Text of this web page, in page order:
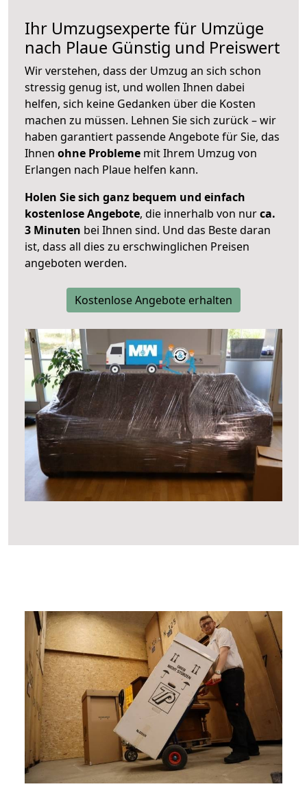
Ihr Umzugsexperte für Umzüge
nach Plaue Günstig und Preiswert
Wir verstehen, dass der Umzug an sich schon
stressig genug ist, und wollen Ihnen dabei
helfen, sich keine Gedanken über die Kosten
machen zu müssen. Lehnen Sie sich zurück – wir
haben garantiert passende Angebote für Sie, das
Ihnen ohne Probleme mit Ihrem Umzug von
Erlangen nach Plaue helfen kann.
Holen Sie sich ganz bequem und einfach
kostenlose Angebote, die innerhalb von nurca.
3 Minuten bei Ihnen sind. Und das Beste daran
ist, dass all dies zu erschwinglichen Preisen
angeboten werden.
Kostenlose Angebote erhalten